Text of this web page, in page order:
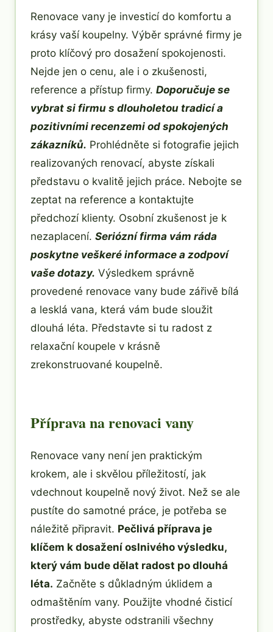
Renovace vany je investicí do komfortu a
krásy vaší koupelny. Výběr správné firmy je
proto klíčový pro dosažení spokojenosti.
Nejde jen o cenu, ale i o zkušenosti,
reference a přístup firmy. Doporučuje se
vybrat si firmu s dlouholetou tradicí a
pozitivními recenzemi od spokojených
zákazníků. Prohlédněte si fotografie jejich
realizovaných renovací, abyste získali
představu o kvalitě jejich práce. Nebojte se
zeptat na reference a kontaktujte
předchozí klienty. Osobní zkušenost je k
nezaplacení. Seriózní firma vám ráda
poskytne veškeré informace a zodpoví
vaše dotazy. Výsledkem správně
provedené renovace vany bude zářivě bílá
a lesklá vana, která vám bude sloužit
dlouhá léta. Představte si tu radost z
relaxační koupele v krásně
zrekonstruované koupelně.
Příprava na renovaci vany
Renovace vany není jen praktickým
krokem, ale i skvělou příležitostí, jak
vdechnout koupelně nový život. Než se ale
pustíte do samotné práce, je potřeba se
náležitě připravit. Pečlivá příprava je
klíčem k dosažení oslnivého výsledku,
který vám bude dělat radost po dlouhá
léta. Začněte s důkladným úklidem a
odmaštěním vany. Použijte vhodné čisticí
prostředky, abyste odstranili všechny